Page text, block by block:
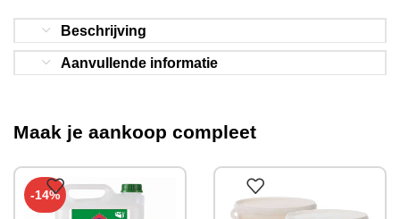
Beschrijving
Aanvullende informatie
Maak je aankoop compleet
-14%